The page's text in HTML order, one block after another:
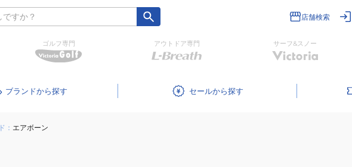
店舗検索
ゴルフ専門 アウトドア専門 サーフ&スノー
ブランド セール
： エアボーン